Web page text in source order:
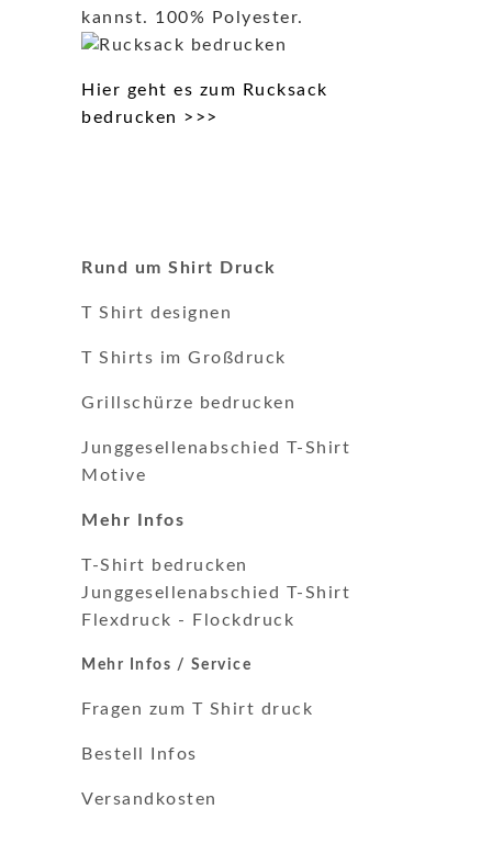
kannst. 100% Polyester.
Hier geht es zum Rucksack
bedrucken >>>
Rund um Shirt Druck
T Shirt designen
T Shirts im Großdruck
Grillschürze bedrucken
Junggesellenabschied T-Shirt
Motive
Mehr Infos
T-Shirt bedrucken
Junggesellenabschied T-Shirt
Flexdruck - Flockdruck
Mehr Infos / Service
Fragen zum T Shirt druck
Bestell Infos
Versandkosten